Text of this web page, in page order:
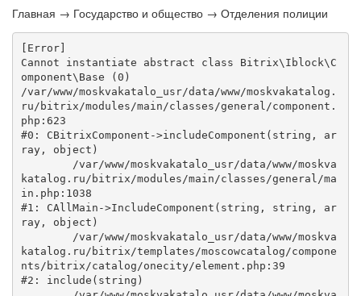
Главная → Государство и общество → Отделения полиции
[Error]
Cannot instantiate abstract class Bitrix\Iblock\C
omponent\Base (0)
/var/www/moskvakatalo_usr/data/www/moskvakatalog.
ru/bitrix/modules/main/classes/general/component.
php:623
#0: CBitrixComponent->includeComponent(string, ar
ray, object)
katalog.ru/bitrix/modules/main/classes/general/ma
in.php:1038
#1: CAllMain->IncludeComponent(string, string, ar
ray, object)
katalog.ru/bitrix/templates/moscowcatalog/compone
nts/bitrix/catalog/onecity/element.php:39
#2: include(string)